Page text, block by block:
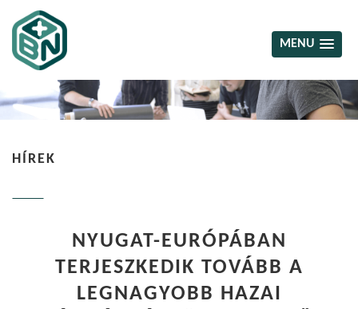
MENU
HÍREK
NYUGAT-EURÓPÁBAN
TERJESZKEDIK TOVÁBB A
LEGNAGYOBB HAZAI